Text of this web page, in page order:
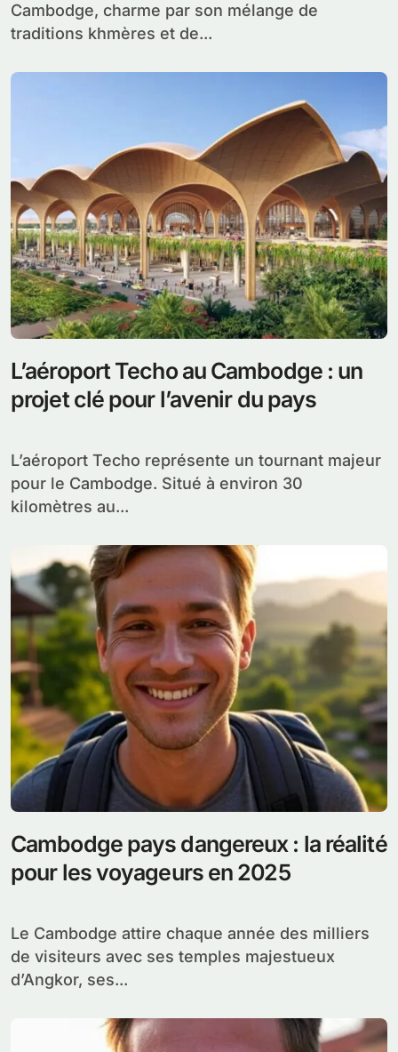
Cambodge, charme par son mélange de
traditions khmères et de...
L’aéroport Techo au Cambodge : un
projet clé pour l’avenir du pays
L’aéroport Techo représente un tournant majeur
pour le Cambodge. Situé à environ 30
kilomètres au...
Cambodge pays dangereux : la réalité
pour les voyageurs en 2025
Le Cambodge attire chaque année des milliers
de visiteurs avec ses temples majestueux
d’Angkor, ses...